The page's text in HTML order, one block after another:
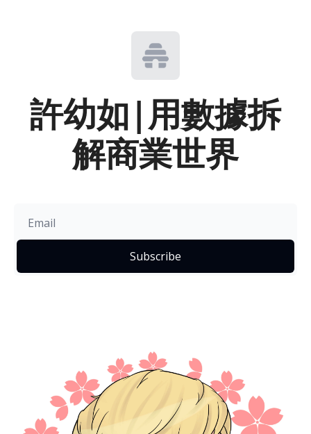
許幼如|用數據拆
解商業世界
Subscribe